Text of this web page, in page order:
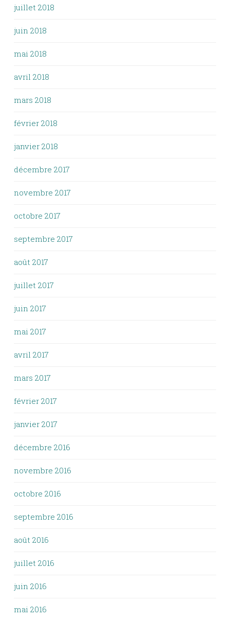
juillet 2018
juin 2018
mai 2018
avril 2018
mars 2018
février 2018
janvier 2018
décembre 2017
novembre 2017
octobre 2017
septembre 2017
août 2017
juillet 2017
juin 2017
mai 2017
avril 2017
mars 2017
février 2017
janvier 2017
décembre 2016
novembre 2016
octobre 2016
septembre 2016
août 2016
juillet 2016
juin 2016
mai 2016